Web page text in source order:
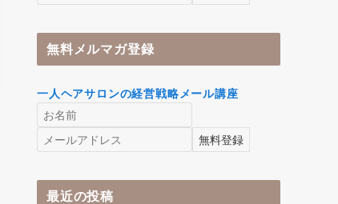
無料メルマガ登録
一人ヘアサロンの経営戦略メール講座
最近の投稿